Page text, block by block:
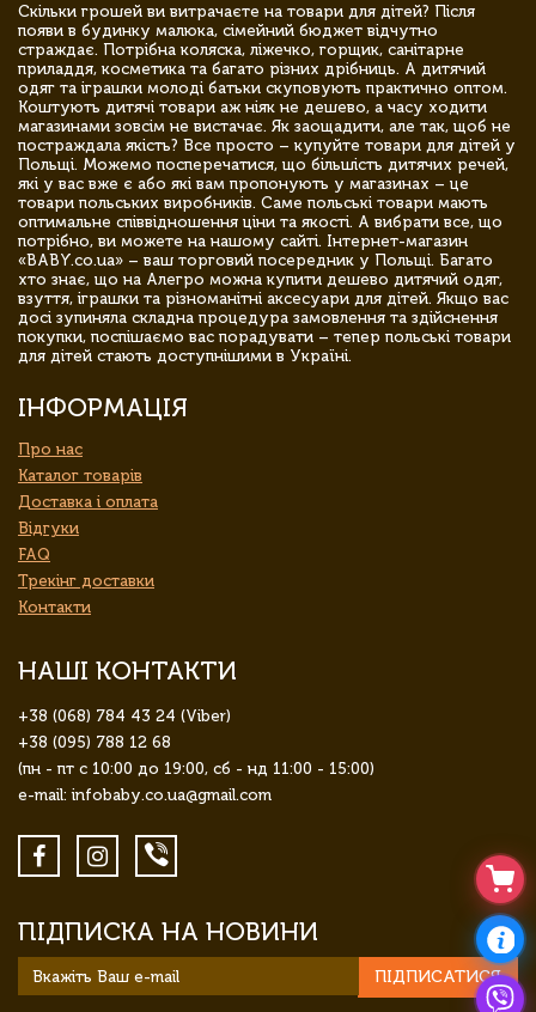
Скільки грошей ви витрачаєте на товари для дітей? Після
появи в будинку малюка, сімейний бюджет відчутно
страждає. Потрібна коляска, ліжечко, горщик, санітарне
приладдя, косметика та багато різних дрібниць. А дитячий
одяг та іграшки молоді батьки скуповують практично оптом.
Коштують дитячі товари аж ніяк не дешево, а часу ходити
магазинами зовсім не вистачає. Як заощадити, але так, щоб не
постраждала якість? Все просто – купуйте товари для дітей у
Польщі. Можемо посперечатися, що більшість дитячих речей,
які у вас вже є або які вам пропонують у магазинах – це
товари польських виробників. Саме польські товари мають
оптимальне співвідношення ціни та якості. А вибрати все, що
потрібно, ви можете на нашому сайті. Інтернет-магазин
«BABY.co.ua» – ваш торговий посередник у Польщі. Багато
хто знає, що на Алегро можна купити дешево дитячий одяг,
взуття, іграшки та різноманітні аксесуари для дітей. Якщо вас
досі зупиняла складна процедура замовлення та здійснення
покупки, поспішаємо вас порадувати – тепер польські товари
для дітей стають доступнішими в Україні.
ІНФОРМАЦІЯ
Про нас
Каталог товарів
Доставка і оплата
Відгуки
FAQ
Трекінг доставки
Контакти
НАШІ КОНТАКТИ
+38 (068) 784 43 24 (Viber)
+38 (095) 788 12 68
(пн - пт с 10:00 до 19:00, сб - нд 11:00 - 15:00)
e-mail: infobaby.co.ua@gmail.com
ПІДПИСКА НА НОВИНИ
ПІДПИСАТИСЯ